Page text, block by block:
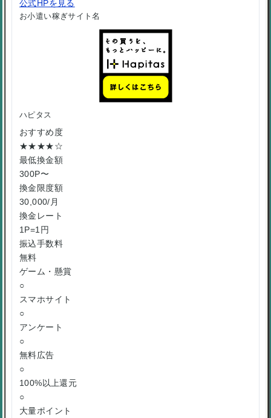
公式HPを見る
お小遣い稼ぎサイト名
ハピタス
おすすめ度
★★★★☆
最低換金額
300P〜
換金限度額
30,000/月
換金レート
1P=1円
振込手数料
無料
ゲーム・懸賞
○
スマホサイト
○
アンケート
○
無料広告
○
100%以上還元
○
大量ポイント